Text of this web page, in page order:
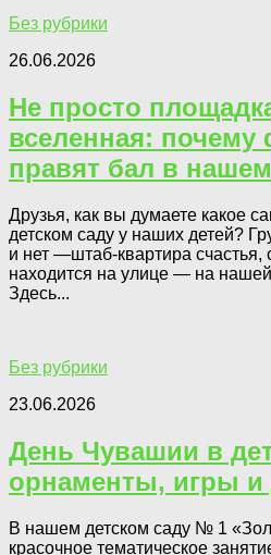
Без рубрики
26.06.2026
Не просто
вселенная:
правят бал в
Друзья, как вы думаете какое
детском саду у наших детей?
и нет —штаб-квартира счастья,
находится на улице — на
Здесь...
Без рубрики
23.06.2026
День Чувашии в
орнаменты, игры и
В нашем детском саду № 1
красочное тематическое